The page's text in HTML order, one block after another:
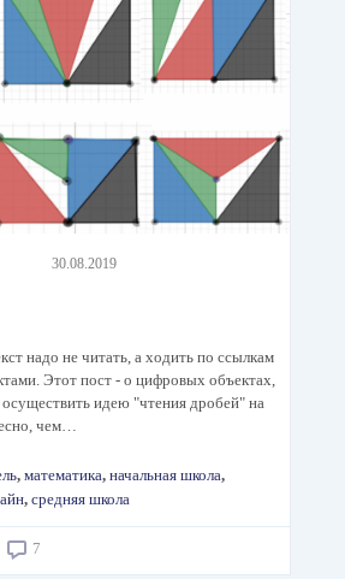
30.08.2019
надо не читать, а ходить по ссылкам
Этот пост - о цифровых объектах,
идею "чтения дробей" на
чем…
, математика, начальная школа,
, средняя школа
7